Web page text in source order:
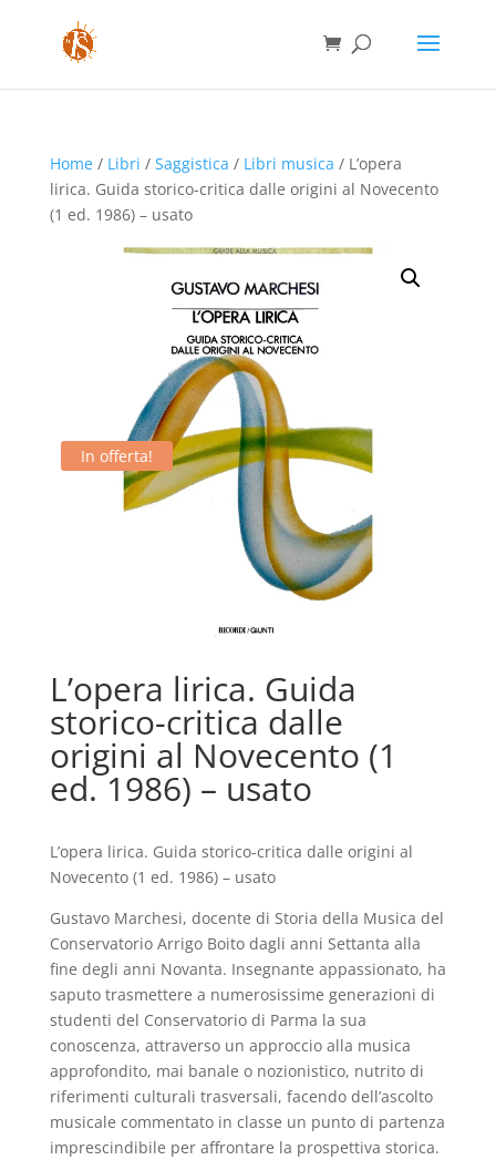
Home/ Libri / Saggistica / Libri musica / L’opera
lirica. Guida storico-critica dalle origini al Novecento
(1 ed. 1986) – usato
In offerta!
L’opera lirica. Guida
storico-critica dalle
origini al Novecento (1
ed. 1986) – usato
L’opera lirica. Guida storico-critica dalle origini al
Novecento (1 ed. 1986) – usato
Gustavo Marchesi, docente di Storia della Musica del
Conservatorio Arrigo Boito dagli anni Settanta alla
fine degli anni Novanta. Insegnante appassionato, ha
saputo trasmettere a numerosissime generazioni di
studenti del Conservatorio di Parma la sua
conoscenza, attraverso un approccio alla musica
approfondito, mai banale o nozionistico, nutrito di
riferimenti culturali trasversali, facendo dell’ascolto
musicale commentato in classe un punto di partenza
imprescindibile per affrontare la prospettiva storica.